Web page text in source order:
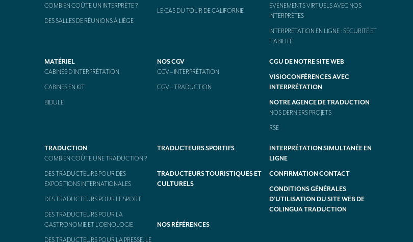
COMBIEN COÛTE UN INTERPRÈTE ?
DES SALLES DE RÉUNIONS À LIÈGE
LE CAS DU TOUR DE CALIFORNIE
ÉVÉNEMENTS VIRTUELS AVEC NOS
INTERPRÈTES
INTERPRÉTATION EN LIGNE : SÉCURITÉ ET
FIABILITÉ
MATÉRIEL
CABINES D’INTERPRÉTATION
CABINES EN KIT
BIDULE
NOS CGV
CGV – INTERPRÉTATION
CGV – TRADUCTION
CGU DE NOTRE SITE WEB
VISIOCONFÉRENCES AVEC
INTERPRÉTATION
NOTRE AGENCE DE TRADUCTION
NOS DERNIERS PROJETS
RSE
TRADUCTION
COMBIEN COÛTE UNE TRADUCTION ?
DES TRADUCTEURS POUR DES
EXPOSITIONS INTERNATIONALES
DES TRADUCTEURS POUR LE SPORT
DES TRADUCTEURS POUR LA
GASTRONOMIE ET L’OENOLOGIE
DES TRADUCTEURS POUR LA PRESSE, LE
TRADUCTEURS SPORTIFS
INTERPRÉTATION SIMULTANÉE EN
LIGNE
TRADUCTEURS TOURISTIQUES ET
CULTURELS
CONFIRMATION CONTACT
CONDITIONS GÉNÉRALES
D’UTILISATION DU SITE WEB DE
COLINGUA TRADUCTION
NOS RÉFÉRENCES